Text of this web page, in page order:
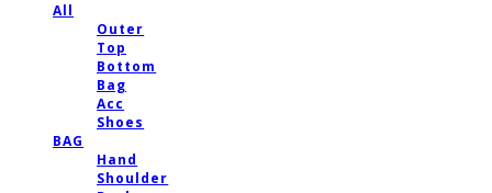
All
Outer
Top
Bottom
Bag
Acc
Shoes
BAG
Hand
Shoulder